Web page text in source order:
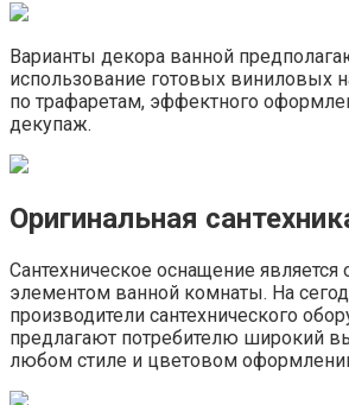
Варианты декора ванной
использование готовых виниловых
по трафаретам, эффектного
декупаж.
Оригинальная
Сантехническое оснащение
элементом ванной комнаты. На
производители сантехнического
предлагают потребителю широкий
любом стиле и цветовом